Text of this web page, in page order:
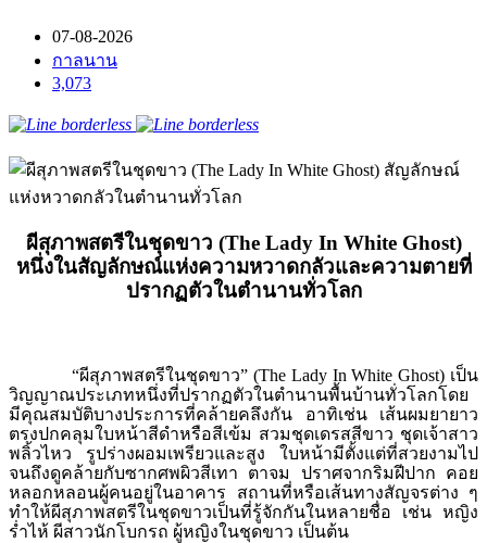
07-08-2026
กาลนาน
3,073
ผีสุภาพสตรีในชุดขาว (The Lady In White Ghost)
หนึ่งในสัญลักษณ์แห่งความหวาดกลัวและความตายที่
ปรากฏตัวในตำนานทั่วโลก
“ผีสุภาพสตรีในชุดขาว” (The Lady In White Ghost) เป็น
วิญญาณประเภทหนึ่งที่ปรากฏตัวในตำนานพื้นบ้านทั่วโลกโดย
มีคุณสมบัติบางประการที่คล้ายคลึงกัน อาทิเช่น เส้นผมยายาว
ตรงปกคลุมใบหน้าสีดำหรือสีเข้ม สวมชุดเดรสสีขาว ชุดเจ้าสาว
พลิ้วไหว รูปร่างผอมเพรียวและสูง ใบหน้ามีตั้งแต่ที่สวยงามไป
จนถึงดูคล้ายกับซากศพผิวสีเทา ตาจม ปราศจากริมฝีปาก คอย
หลอกหลอนผู้คนอยู่ในอาคาร สถานที่หรือเส้นทางสัญจรต่าง ๆ
ทำให้ผีสุภาพสตรีในชุดขาวเป็นที่รู้จักกันในหลายชื่อ เช่น หญิง
ร่ำไห้ ผีสาวนักโบกรถ ผู้หญิงในชุดขาว เป็นต้น